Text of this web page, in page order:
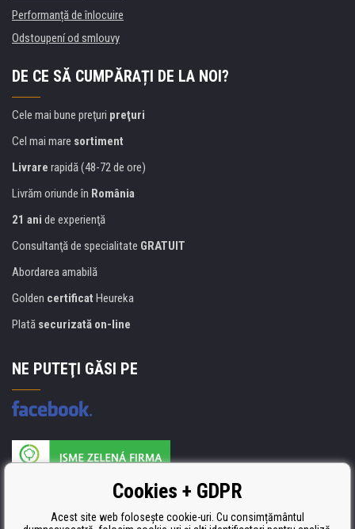
Performanță de înlocuire
Odstoupení od smlouvy
DE CE SĂ CUMPĂRAȚI DE LA NOI?
Cele mai bune preţuri preţuri
Cel mai mare sortiment
Livrare rapidă (48-72 de ore)
Livrăm oriunde în România
21 ani de experienţă
Consultanţă de specialitate GRATUIT
Abordarea amabilă
Golden certificat Heureka
Plată securizată on-line
NE PUTEŢI GĂSI PE
Producătorul umpluturii de rezervă este certificat
ISO 9001, ISO 14001 şi STMC.Cookies + GDPR
Acest site web folosește cookie-uri. Cu consimțământul